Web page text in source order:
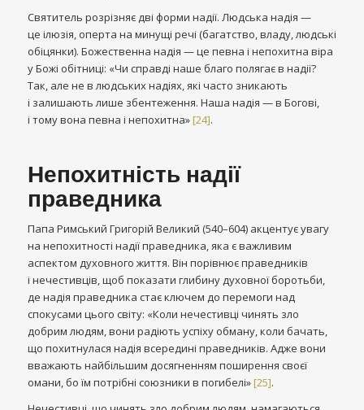
Святитель розрізняє дві форми надії. Людська надія —
це ілюзія, оперта на минущі речі (багатство, владу, людські
обіцянки). Божественна надія — це певна і непохитна віра
у Божі обітниці: «Чи справді наше благо полягає в надії?
Так, але не в людських надіях, які часто зникають
і залишають лише збентеження. Наша надія — в Богові,
і тому вона певна і непохитна»[24].
Непохитність надії
праведника
Папа Римський Григорій Великий (540–604) акцентує увагу
на непохитності надії праведника, яка є важливим
аспектом духовного життя. Він порівнює праведників
і нечестивців, щоб показати глибину духовної боротьби,
де надія праведника стає ключем до перемоги над
спокусами цього світу: «Коли нечестивці чинять зло
добрим людям, вони радіють успіху обману, коли бачать,
що похитнулася надія всередині праведників. Адже вони
вважають найбільшим досягненням поширення своєї
омани, бо їм потрібні союзники в погибелі»[25].